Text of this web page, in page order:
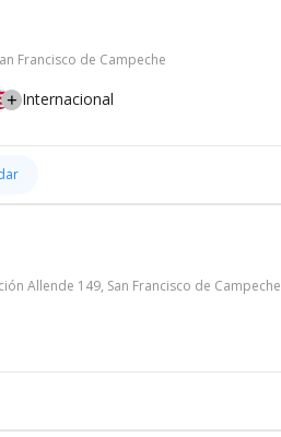
Francisco de Campeche
Internacional
Allende 149, San Francisco de Campeche